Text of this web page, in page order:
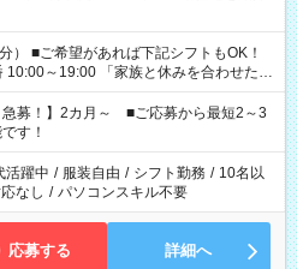
OK！
家族と休みを合わせた
飯の準備がしたい」 「できれば残業はし
えてくださいね。 ※Wワーク希望
希望する勤務時間と、もう1つのお仕事
40時間を超える場合は応募できません。
急募！】2カ月～ ■ご応募から最短2～3
す！
活躍中 / 服装自由 / シフト勤務 / 10名以
なし / パソコンスキル不要
応募する 詳細へ